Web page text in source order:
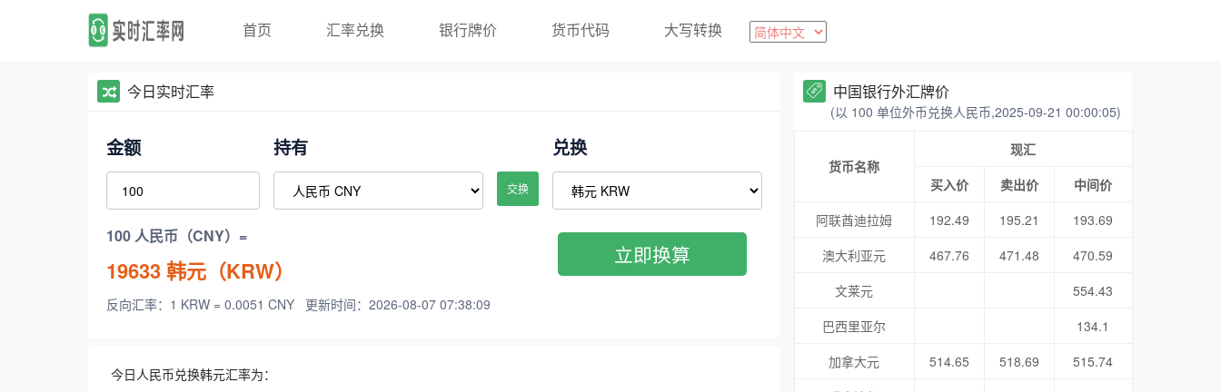
首页 汇率兑换 银行牌价 货币代码 大写转换
今日实时汇率
金额 持有
交换
兑换
100 人民币（CNY）=
19633韩元（KRW）
反向汇率：1 KRW = 0.0051 CNY 更新时间：2026-08-07 07:38:09
立即换算
今日人民币兑换韩元汇率为：
中国银行外汇牌价
(以 100 单位外币兑换人民币,2025-09-21 00:00:05)
货币名称
现汇
买入价
卖出价
中间价
阿联酋迪拉姆
192.49 195.21
193.69
澳大利亚元
467.76 471.48
470.59
文莱元
554.43
巴西里亚尔
134.1
加拿大元
514.65 518.69
515.74